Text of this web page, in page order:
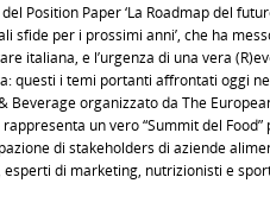
Position Paper ‘La Roadmap del
sfide per i prossimi anni’, che ha
italiana, e l’urgenza di una vera
questi i temi portanti affrontati oggi
Beverage organizzato da The
un vero “Summit del Food”
di stakeholders di aziende
di marketing, nutrizionisti e